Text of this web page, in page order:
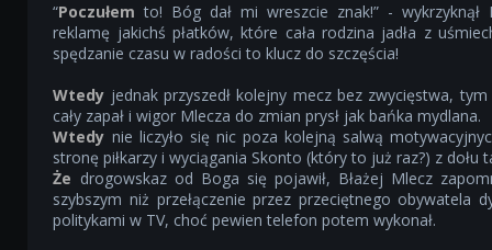
“Poczułem to! Bóg dał mi wreszcie znak!” - wykrzyknął
reklamę jakichś płatków, które cała rodzina jadła z
spędzanie czasu w radości to klucz do szczęścia!
Wtedy jednak przyszedł kolejny mecz bez zwycięstwa,
cały zapał i wigor Mlecza do zmian prysł jak bańka mydlana.
Wtedy nie liczyło się nic poza kolejną salwą
stronę piłkarzy i wyciągania Skonto (który to już raz?) z dołu
Że drogowskaz od Boga się pojawił, Błażej Mlecz
szybszym niż przełączenie przez przeciętnego obywatela
politykami w TV, choć pewien telefon potem wykonał.